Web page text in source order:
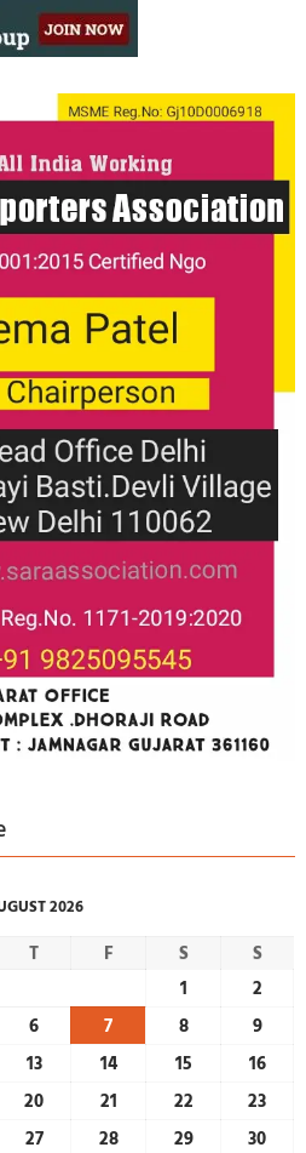
2026
T F S
S
1
2
6 7 8
9
13 14 15
16
20 21 22
23
27 28 29
30